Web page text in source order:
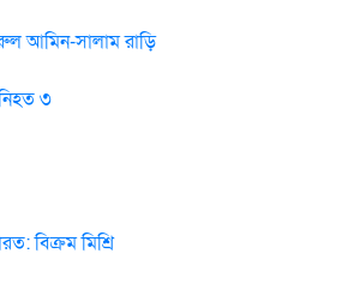
আমিন-সালাম রাড়ি
৩
বিক্রম মিশ্রি